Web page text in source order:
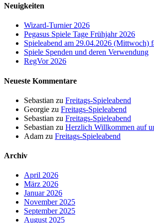
Neuigkeiten
Wizard-Turnier 2026
Pegasus Spiele Tage Frühjahr 2026
Spieleabend am 29.04.2026 (Mittwoch)
Spiele Spenden und deren Verwendung
RegVor 2026
Neueste Kommentare
Sebastian zu Freitags-Spieleabend
Georgie zu Freitags-Spieleabend
Sebastian zu Freitags-Spieleabend
Sebastian zu Herzlich Willkommen auf
Adam zu Freitags-Spieleabend
Archiv
April 2026
März 2026
Januar 2026
November 2025
September 2025
August 2025